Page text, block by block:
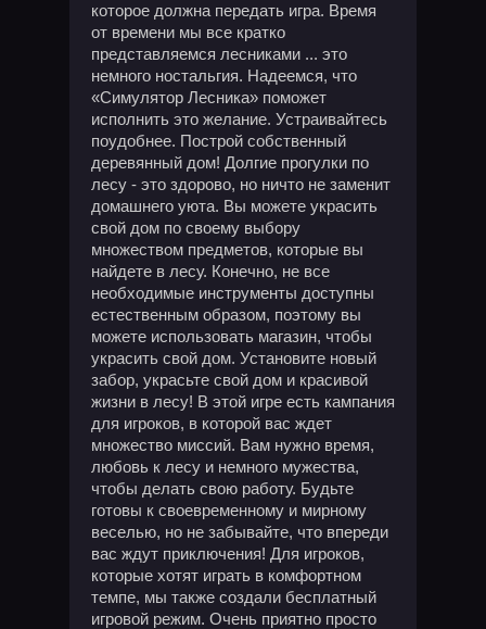
которое должна передать игра. Время
от времени мы все кратко
представляемся лесниками ... это
немного ностальгия. Надеемся, что
«Симулятор Лесника» поможет
исполнить это желание. Устраивайтесь
поудобнее. Построй собственный
деревянный дом! Долгие прогулки по
лесу - это здорово, но ничто не заменит
домашнего уюта. Вы можете украсить
свой дом по своему выбору
множеством предметов, которые вы
найдете в лесу. Конечно, не все
необходимые инструменты доступны
естественным образом, поэтому вы
можете использовать магазин, чтобы
украсить свой дом. Установите новый
забор, украсьте свой дом и красивой
жизни в лесу! В этой игре есть кампания
для игроков, в которой вас ждет
множество миссий. Вам нужно время,
любовь к лесу и немного мужества,
чтобы делать свою работу. Будьте
готовы к своевременному и мирному
веселью, но не забывайте, что впереди
вас ждут приключения! Для игроков,
которые хотят играть в комфортном
темпе, мы также создали бесплатный
игровой режим. Очень приятно просто